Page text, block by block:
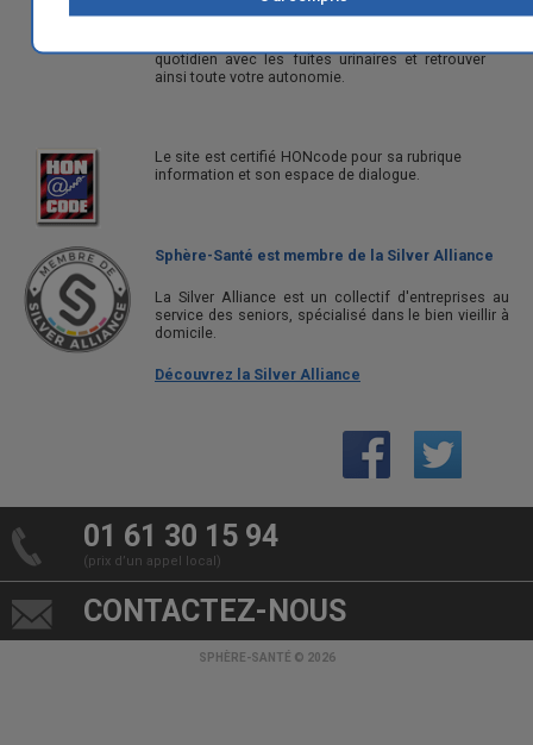
traitements de cette pathologie touchant 5
millions de personnes en France, ainsi qu'une
quotidien avec les fuites urinaires et retrouver
ainsi toute votre autonomie.
Le site est certifié HONcode pour sa rubrique
information et son espace de dialogue.
Sphère-Santé est membre de la Silver Alliance
La Silver Alliance est un collectif d'entreprises au
service des seniors, spécialisé dans le bien vieillir à
domicile.
Découvrez la Silver Alliance
01 61 30 15 94
(prix d’un appel local)
CONTACTEZ-NOUS
SPHÈRE-SANTÉ © 2026